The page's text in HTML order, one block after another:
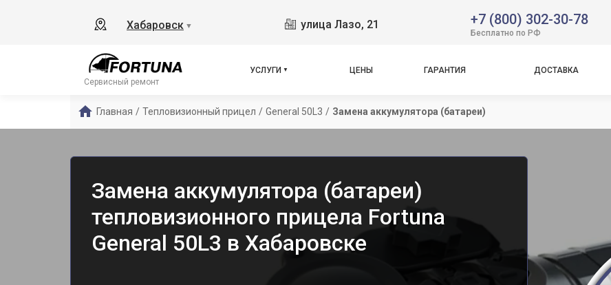
Хабаровск ▼ улица Лазо, 21 +7 (800) 302-30-78
Бесплатно по РФ
Сервисный ремонт
УСЛУГИ ЦЕНЫ ГАРАНТИЯ ДОСТАВКА
Главная / Тепловизионный прицел / General 50L3 / Замена аккумулятора (батареи)
Замена аккумулятора (батареи)
тепловизионного прицела Fortuna
General 50L3 в Хабаровске